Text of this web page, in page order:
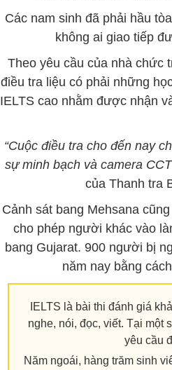
Các nam sinh đã phải hầu
không ai giao tiếp
Theo yêu cầu của nhà chức
điều tra liệu có phải những
IELTS cao nhằm được nhận
“Cuộc điều tra cho đến nay
sự minh bạch và camera
của Thanh tra
Cảnh sát bang Mehsana
cho phép người khác vào
bang Gujarat. 900 người bị
năm nay bằng
IELTS là bài thi đánh giá
nghe, nói, đọc, viết. Tại một
yêu cầu
Năm ngoái, hàng trăm sinh